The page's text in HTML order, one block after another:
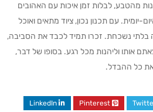
מהטבע, לבלות זמן איכות עם האהובים
יומית. עם תכנון נכון, ציוד מתאים ואוכל
בלתי נשכחת. זכרו תמיד לכבד את הסביבה,
אותו וליהנות מכל רגע. בסופו של דבר,
כל ההבדל.
Pinterest
LinkedIn